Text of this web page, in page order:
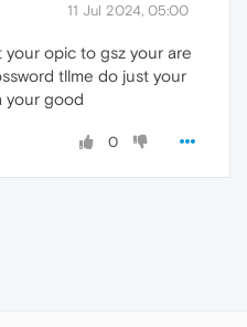
11 Jul 2024, 05:00
your opic to gsz your are
tllme do just your
your good
0